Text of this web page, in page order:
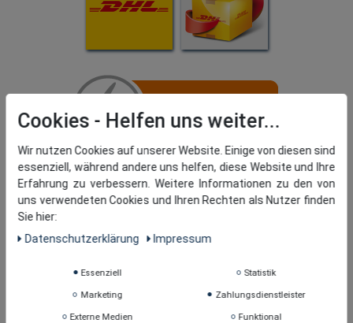
Cookies
Wir nutzen Cookies auf unserer Website. Einige von diesen sind
essenziell, während andere uns helfen, diese Website und Ihre
Erfahrung zu verbessern. Weitere Informationen zu den von
uns verwendeten Cookies und Ihren Rechten als Nutzer finden
Sie hier:
Daten­schutz­erklärung
Impressum
Essenziell Statistik
Marketing Zahlungsdienstleister
Externe Medien Funktional